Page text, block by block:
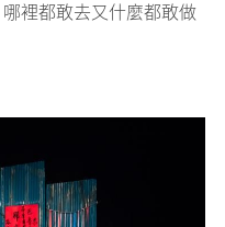
裡都敢去又什麼都敢做